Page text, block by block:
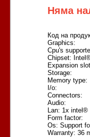
Няма
Код на
Graphics:
Cpu's
Chipset:
Expansion
Storage:
Memory type:
I/o:
Connectors:
Audio:
Lan: 1x intel®
Form factor:
Os: Support
Warranty: 36